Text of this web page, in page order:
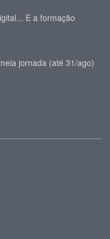
E a formação
jornada (até 31/ago)